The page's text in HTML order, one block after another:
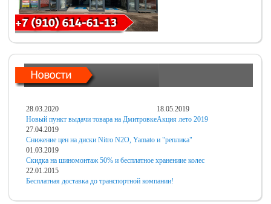
28.03.2020
Новый пункт выдачи товара на Дмитровке
18.05.2019
Акция лето 2019
27.04.2019
Снижение цен на диски Nitro N2O, Yamato и "реплика"
01.03.2019
Скидка на шиномонтаж 50% и бесплатное хранениие колес
22.01.2015
Бесплатная доставка до транспортной компании!